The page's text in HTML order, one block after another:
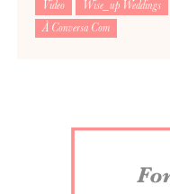
Video Wise_up Weddings
À Conversa Com